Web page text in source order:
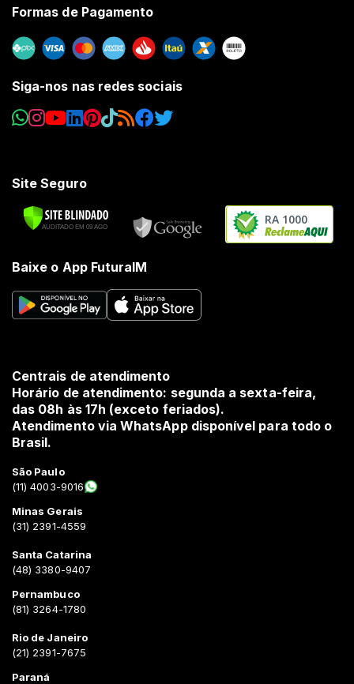
Formas de Pagamento
Siga-nos nas redes sociais
Site Seguro
RA 1000
Baixe o App FuturaIM
Centrais de atendimento
Horário de atendimento: segunda a sexta-feira,
das 08h às 17h (exceto feriados).
Atendimento via WhatsApp disponível para todo o
Brasil.
São Paulo
(11) 4003-9016
Minas Gerais
(31) 2391-4559
Santa Catarina
(48) 3380-9407
Pernambuco
(81) 3264-1780
Rio de Janeiro
(21) 2391-7675
Paraná